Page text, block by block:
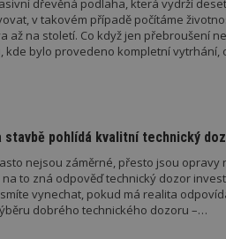
dřevěná podlaha, která vydrží
v takovém případě počítáme
až na století. Co když jen přebroušení
kde bylo provedeno kompletní vytrhání,
stavbě pohlídá kvalitní technický
nejsou záměrné, přesto jsou opravy
to zná odpověď technický dozor
vynechat, pokud má realita
dobrého technického dozoru –…
1
.estav.cz
sekund
www.estav.cz 1 rok
Hotjar Ltd
.estav.cz
29
minut
54
sekund